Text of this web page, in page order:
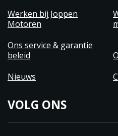
Werken bij Joppen
Motoren
Ons service & garantie
beleid
Nieuws
VOLG ONS